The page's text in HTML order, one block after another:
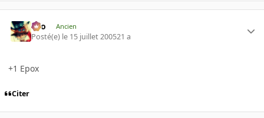
eYo Ancien
Posté(e) le 15 juillet 200521 a
+1 Epox
Citer